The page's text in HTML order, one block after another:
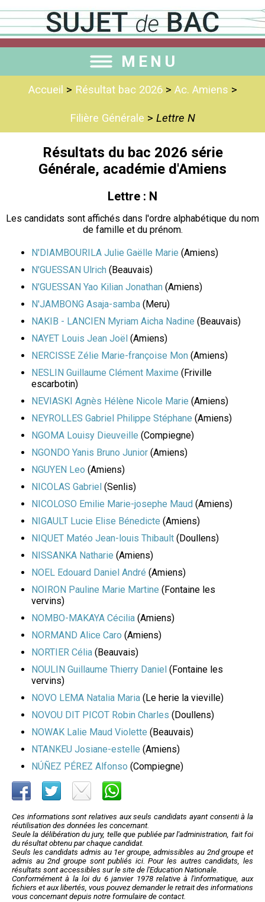
MENU
Accueil > Résultat bac 2026> Ac. Amiens >
Filière Générale > Lettre N
Résultats du bac 2026 série
Générale, académie d'Amiens
Lettre : N
Les candidats sont affichés dans l'ordre alphabétique du nom
de famille et du prénom.
N'DIAMBOURILA Julie Gaëlle Marie (Amiens)
N'GUESSAN Ulrich (Beauvais)
N'GUESSAN Yao Kilian Jonathan (Amiens)
N'JAMBONG Asaja-samba (Meru)
NAKIB - LANCIEN Myriam Aicha Nadine (Beauvais)
NAYET Louis Jean Joël (Amiens)
NERCISSE Zélie Marie-françoise Mon (Amiens)
NESLIN Guillaume Clément Maxime (Friville
escarbotin)
NEVIASKI Agnès Hélène Nicole Marie (Amiens)
NEYROLLES Gabriel Philippe Stéphane (Amiens)
NGOMA Louisy Dieuveille (Compiegne)
NGONDO Yanis Bruno Junior (Amiens)
NGUYEN Leo (Amiens)
NICOLAS Gabriel (Senlis)
NICOLOSO Emilie Marie-josephe Maud (Amiens)
NIGAULT Lucie Elise Bénedicte (Amiens)
NIQUET Matéo Jean-louis Thibault (Doullens)
NISSANKA Natharie (Amiens)
NOEL Edouard Daniel André (Amiens)
NOIRON Pauline Marie Martine (Fontaine les
vervins)
NOMBO-MAKAYA Cécilia (Amiens)
NORMAND Alice Caro (Amiens)
NORTIER Célia (Beauvais)
NOULIN Guillaume Thierry Daniel (Fontaine les
vervins)
NOVO LEMA Natalia Maria (Le herie la vieville)
NOVOU DIT PICOT Robin Charles (Doullens)
NOWAK Lalie Maud Violette (Beauvais)
NTANKEU Josiane-estelle (Amiens)
NÚÑEZ PÉREZ Alfonso (Compiegne)
Ces informations sont relatives aux seuls candidats ayant consenti à la
réutilisation des données les concernant.
Seule la délibération du jury, telle que publiée par l'administration, fait foi
du résultat obtenu par chaque candidat.
Seuls les candidats admis au 1er groupe, admissibles au 2nd groupe et
admis au 2nd groupe sont publiés ici. Pour les autres candidats, les
résultats sont accessibles sur le site de l'Education Nationale.
Conformément à la loi du 6 janvier 1978 relative à l'informatique, aux
fichiers et aux libertés, vous pouvez demander le retrait des informations
vous concernant depuis notre formulaire de contact.